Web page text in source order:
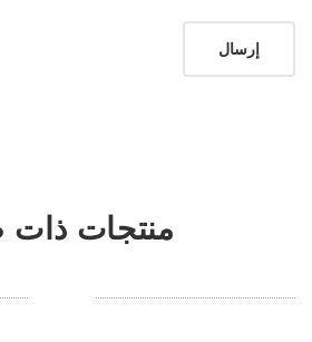
منتجات ذات